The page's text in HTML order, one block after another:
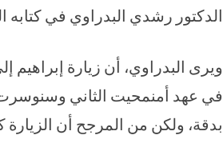
الدكتور رشدي البدراوي في كتابه
ويرى البدراوي، أن زيارة
في عهد أمنمحيت الثاني وسنوسرت
بدقة، ولكن من المرجح أن